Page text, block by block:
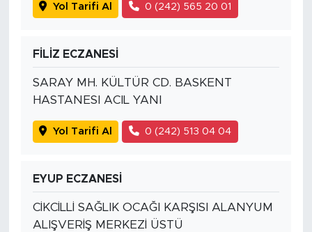
Yol Tarifi Al 0 (242) 565 20 01
FİLİZ ECZANESİ
SARAY MH. KÜLTÜR CD. BASKENT
HASTANESI ACIL YANI
Yol Tarifi Al 0 (242) 513 04 04
EYUP ECZANESİ
CİKCİLLİ SAĞLIK OCAĞI KARŞISI ALANYUM
ALIŞVERİŞ MERKEZİ ÜSTÜ